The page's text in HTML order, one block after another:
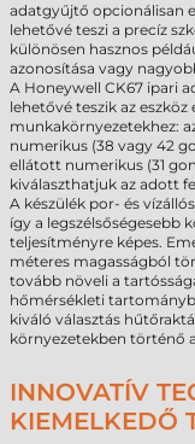
adatgyűjtő opcionálisan
lehetővé teszi a precíz
különösen hasznos
azonosítása vagy
A Honeywell CK67 ipari
lehetővé teszik az
munkakörnyezetekhez:
numerikus (38 vagy 42
ellátott numerikus (31
kiválaszthatjuk az adott
A készülék por- és
így a legszélsőségesebb
teljesítményre képes.
méteres magasságból
tovább növeli a
hőmérsékleti
kiváló választás
környezetekben történő
INNOVATÍV
KIEMELKEDŐ